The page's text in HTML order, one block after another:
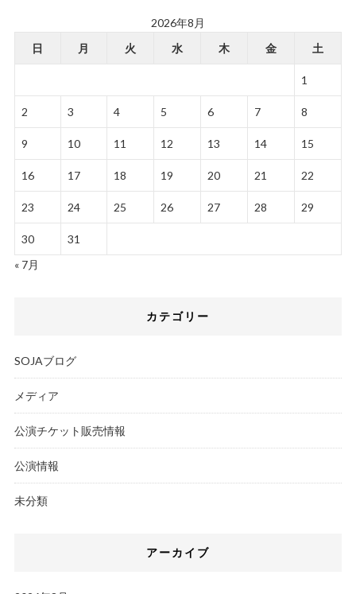
2026年8月
日
月 火 水 木 金 土
1
2 3 4 5 6 7 8
9 10 11 12 13 14 15
16 17 18 19 20 21 22
23 24 25 26 27 28 29
30
31
« 7月
カテゴリー
SOJAブログ
メディア
公演チケット販売情報
公演情報
未分類
アーカイブ